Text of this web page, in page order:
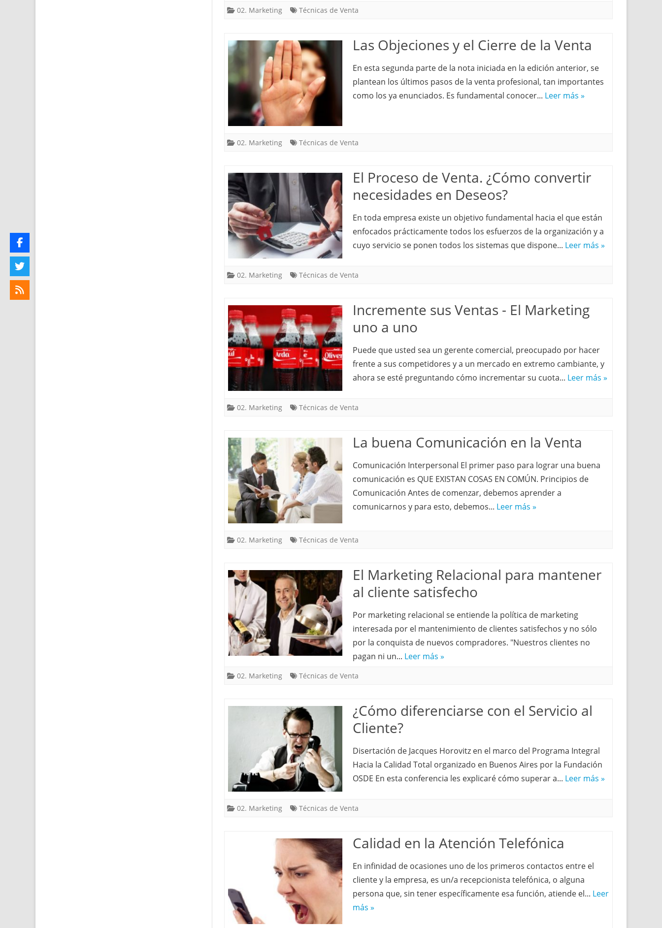
02. Marketing Técnicas de Venta
Las Objeciones y el Cierre de la Venta
En esta segunda parte de la nota iniciada en la edición anterior, se
plantean los últimos pasos de la venta profesional, tan importantes
como los ya enunciados. Es fundamental conocer... Leer más »
02. Marketing Técnicas de Venta
El Proceso de Venta. ¿Cómo convertir
necesidades en Deseos?
En toda empresa existe un objetivo fundamental hacia el que están
enfocados prácticamente todos los esfuerzos de la organización y a
cuyo servicio se ponen todos los sistemas que dispone... Leer más »
02. Marketing Técnicas de Venta
Incremente sus Ventas - El Marketing
uno a uno
Puede que usted sea un gerente comercial, preocupado por hacer
frente a sus competidores y a un mercado en extremo cambiante, y
ahora se esté preguntando cómo incrementar su cuota... Leer más »
02. Marketing Técnicas de Venta
La buena Comunicación en la Venta
Comunicación Interpersonal El primer paso para lograr una buena
comunicación es QUE EXISTAN COSAS EN COMÚN. Principios de
Comunicación Antes de comenzar, debemos aprender a
comunicarnos y para esto, debemos... Leer más »
02. Marketing Técnicas de Venta
El Marketing Relacional para mantener
al cliente satisfecho
Por marketing relacional se entiende la política de marketing
interesada por el mantenimiento de clientes satisfechos y no sólo
por la conquista de nuevos compradores. "Nuestros clientes no
pagan ni un... Leer más »
02. Marketing Técnicas de Venta
¿Cómo diferenciarse con el Servicio al
Cliente?
Disertación de Jacques Horovitz en el marco del Programa Integral
Hacia la Calidad Total organizado en Buenos Aires por la Fundación
OSDE En esta conferencia les explicaré cómo superar a... Leer más »
02. Marketing Técnicas de Venta
Calidad en la Atención Telefónica
En infinidad de ocasiones uno de los primeros contactos entre el
cliente y la empresa, es un/a recepcionista telefónica, o alguna
persona que, sin tener específicamente esa función, atiende el... Leer
más »